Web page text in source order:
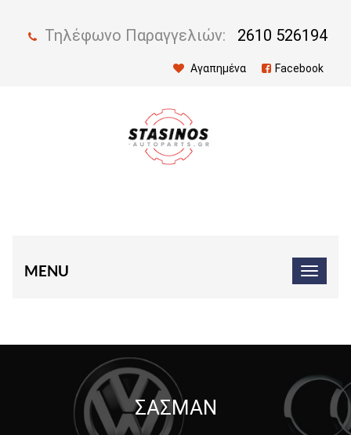
Τηλέφωνο Παραγγελιών: 2610 526194
Αγαπημένα Facebook
MENU
ΣΑΣΜΆΝ